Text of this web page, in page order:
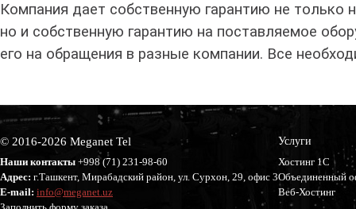
Компания дает собственную гарантию не только
но и собственную гарантию на поставляемое
его на обращения в разные компании. Все
© 2016-2026 Meganet Tel
Наши контакты +998 (71) 231-98-60
Адрес: г.Ташкент, Мирабадский район, ул. Сурхон, 29, офис 3
E-mail: info@meganet.uz
Услуги
Хостинг 1С
Объединенный
Веб-Хостинг